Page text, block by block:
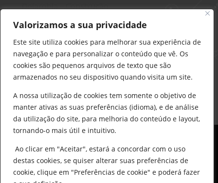
Valorizamos a sua privacidade
Este site utiliza cookies para melhorar sua experiência de
navegação e para personalizar o conteúdo que vê. Os
cookies são pequenos arquivos de texto que são
armazenados no seu dispositivo quando visita um site.
A nossa utilização de cookies tem somente o objetivo de
manter ativas as suas preferências (idioma), e de análise
da utilização do site, para melhoria do conteúdo e layout,
tornando-o mais útil e intuitivo.
Ao clicar em "Aceitar", estará a concordar com o uso
destas cookies, se quiser alterar suas preferências de
cookie, clique em "Preferências de cookie" e poderá fazer
Delarobia – Construção
912 441 514
construcao@delarobia.pt
R. António Andrade, 1171
2820-287 • Charneca de Caparica